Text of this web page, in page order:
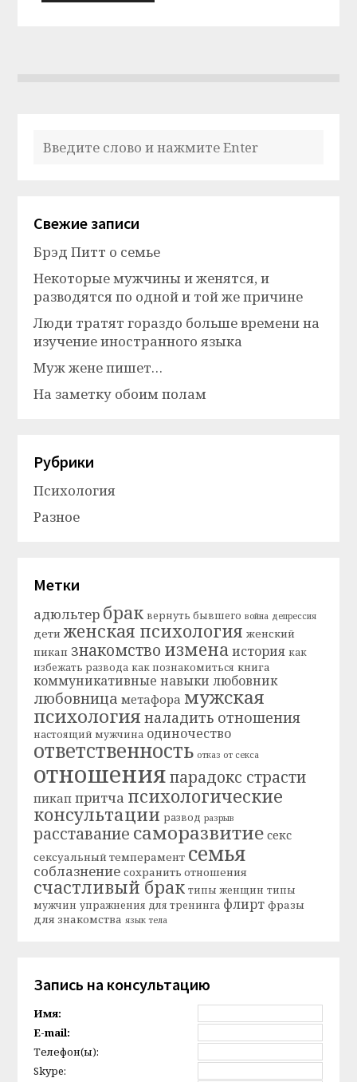
Свежие записи
Брэд Питт о семье
Некоторые мужчины и женятся, и
разводятся по одной и той же причине
Люди тратят гораздо больше времени на
изучение иностранного языка
Муж жене пишет…
На заметку обоим полам
Рубрики
Психология
Разное
Метки
адюльтер брак вернуть бывшего война депрессия
дети женская психология женский
пикап знакомство измена история как
избежать развода как познакомиться книга
коммуникативные навыки любовник
любовница метафора мужская
психология наладить отношения
настоящий мужчина одиночество
ответственность отказ от секса
отношения парадокс страсти
пикап притча психологические
консультации развод разрыв
расставание саморазвитие секс
сексуальный темперамент семья
соблазнение сохранить отношения
счастливый брак типы женщин типы
мужчин упражнения для тренинга флирт фразы
для знакомства язык тела
Запись на консультацию
Имя:
E-mail:
Телефон(ы):
Skype: